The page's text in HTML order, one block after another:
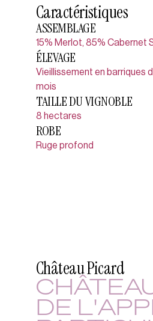
Caractéristiques
ASSEMBLAGE
15% Merlot, 85% Cabernet
ÉLEVAGE
Vieillissement en barriques
mois
TAILLE DU VIGNOBLE
8 hectares
ROBE
Ruge profond
Château Picard
DE